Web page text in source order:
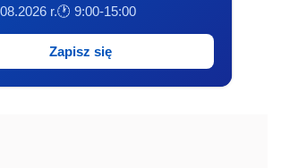
r.🕐 9:00-15:00
Zapisz się